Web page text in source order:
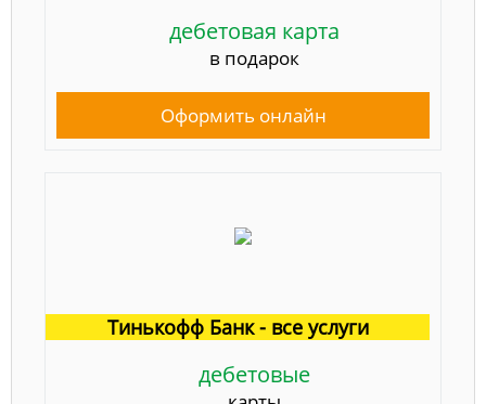
дебетовая карта
в подарок
Оформить онлайн
Тинькофф Банк - все услуги
дебетовые